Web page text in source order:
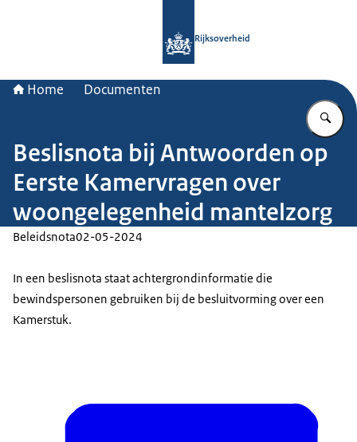
Rijksoverheid
Home Documenten
Beslisnota bij Antwoorden op
Eerste Kamervragen over
woongelegenheid mantelzorg
Beleidsnota02-05-2024
In een beslisnota staat achtergrondinformatie die
bewindspersonen gebruiken bij de besluitvorming over een
Kamerstuk.